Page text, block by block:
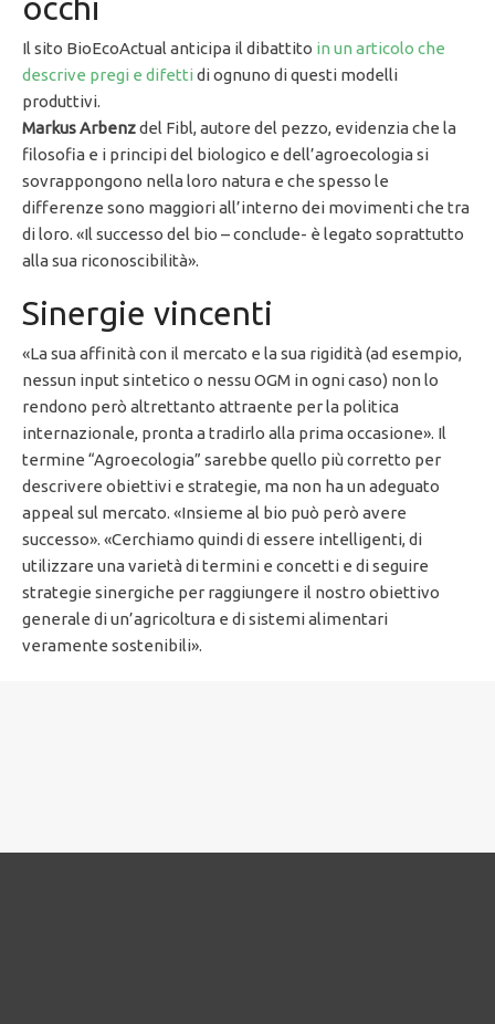
Il sito BioEcoActual anticipa il dibattito in un articolo che
descrive pregi e difettidi ognuno di questi modelli
produttivi.
Markus Arbenzdel Fibl, autore del pezzo, evidenzia che la
filosofia e i principi del biologico e dell’agroecologia si
sovrappongono nella loro natura e che spesso le
differenze sono maggiori all’interno dei movimenti che tra
di loro. «Il successo del bio – conclude- è legato soprattutto
alla sua riconoscibilità».
Sinergie vincenti
«La sua affinità con il mercato e la sua rigidità (ad esempio,
nessun input sintetico o nessu OGM in ogni caso) non lo
rendono però altrettanto attraente per la politica
internazionale, pronta a tradirlo alla prima occasione». Il
termine “Agroecologia” sarebbe quello più corretto per
descrivere obiettivi e strategie, ma non ha un adeguato
appeal sul mercato. «Insieme al bio può però avere
successo». «Cerchiamo quindi di essere intelligenti, di
utilizzare una varietà di termini e concetti e di seguire
strategie sinergiche per raggiungere il nostro obiettivo
generale di un’agricoltura e di sistemi alimentari
veramente sostenibili».